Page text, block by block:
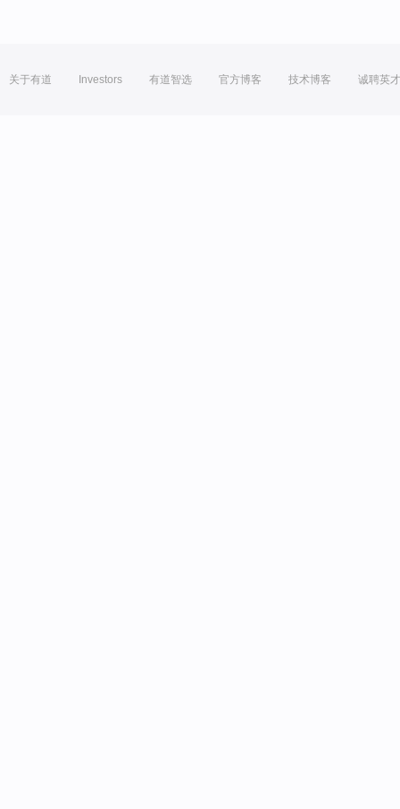
关于有道 Investors 有道智选 官方博客 技术博客 诚聘英才